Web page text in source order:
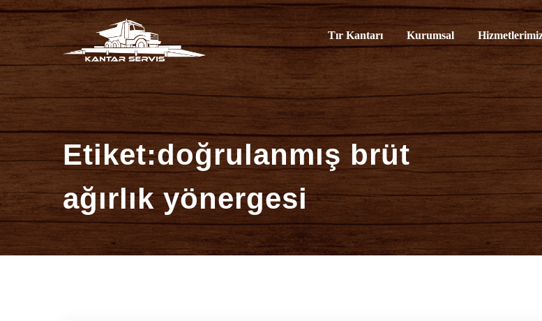
İçeriğe
atla
Kantar ServisiTır Kantarı Kurumsal
Etiket:doğrulanmış brüt
ağırlık yönergesi